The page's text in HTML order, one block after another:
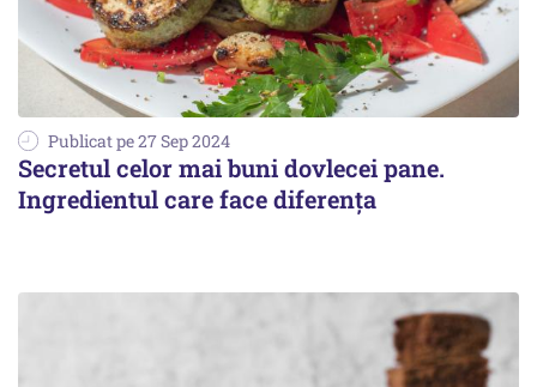
Publicat pe 27 Sep 2024
Secretul celor mai buni dovlecei pane.
Ingredientul care face diferența